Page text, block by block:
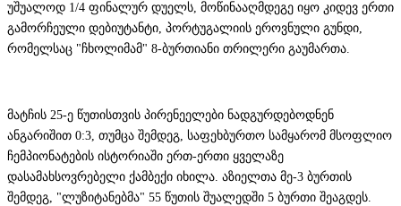
უშუალოდ 1/4 ფინალურ დუელს, მოწინააღმდეგე იყო კიდევ ერთი
გამორჩეული დებიუტანტი, პორტუგალიის ეროვნული გუნდი,
რომელსაც "ჩხოლიმამ" 8-ბურთიანი თრილერი გაუმართა.
მატჩის 25-ე წუთისთვის პირენეელები ნადგურდებოდნენ
ანგარიშით 0:3, თუმცა შემდეგ, საფეხბურთო სამყარომ მსოფლიო
ჩემპიონატების ისტორიაში ერთ-ერთი ყველაზე
დასამახსოვრებელი ქამბექი იხილა. აზიელთა მე-3 ბურთის
შემდეგ, "ლუზიტანებმა" 55 წუთის შუალედში 5 ბურთი შეაგდეს.